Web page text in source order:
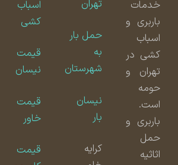
خدمات
باربری و
اسباب
کشی در
تهران و
حومه
است.
باربری و
حمل
اثاثیه
تهران
حمل بار
شهرستان
نیسان
اسباب
کشی
قیمت
نیسان
قیمت
قیمت